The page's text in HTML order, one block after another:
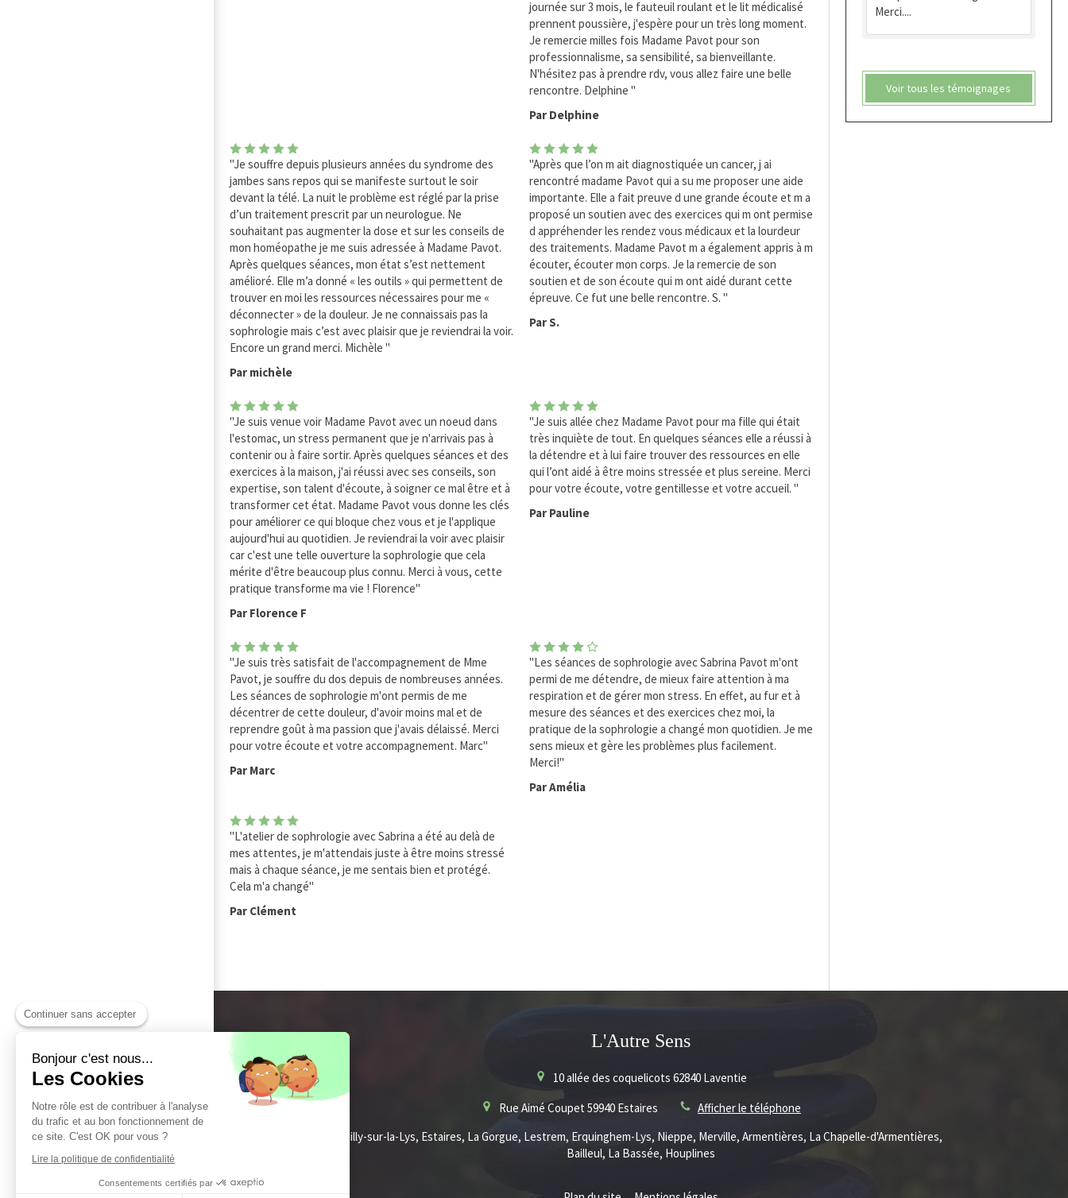
journée sur 3 mois, le fauteuil roulant et le lit médicalisé
prennent poussière, j'espère pour un très long moment.
Je remercie milles fois Madame Pavot pour son
professionnalisme, sa sensibilité, sa bienveillante.
N'hésitez pas à prendre rdv, vous allez faire une belle
rencontre. Delphine "
Par Delphine
"Je souffre depuis plusieurs années du syndrome des
jambes sans repos qui se manifeste surtout le soir
devant la télé. La nuit le problème est réglé par la prise
d’un traitement prescrit par un neurologue. Ne
souhaitant pas augmenter la dose et sur les conseils de
mon homéopathe je me suis adressée à Madame Pavot.
Après quelques séances, mon état s’est nettement
amélioré. Elle m’a donné « les outils » qui permettent de
trouver en moi les ressources nécessaires pour me «
déconnecter » de la douleur. Je ne connaissais pas la
sophrologie mais c’est avec plaisir que je reviendrai la voir.
Encore un grand merci. Michèle "
Par michèle
"Après que l’on m ait diagnostiquée un cancer, j ai
rencontré madame Pavot qui a su me proposer une aide
importante. Elle a fait preuve d une grande écoute et m a
proposé un soutien avec des exercices qui m ont permise
d appréhender les rendez vous médicaux et la lourdeur
des traitements. Madame Pavot m a également appris à m
écouter, écouter mon corps. Je la remercie de son
soutien et de son écoute qui m ont aidé durant cette
épreuve. Ce fut une belle rencontre. S. "
Par S.
"Je suis venue voir Madame Pavot avec un noeud dans
l'estomac, un stress permanent que je n'arrivais pas à
contenir ou à faire sortir. Après quelques séances et des
exercices à la maison, j'ai réussi avec ses conseils, son
expertise, son talent d'écoute, à soigner ce mal être et à
transformer cet état. Madame Pavot vous donne les clés
pour améliorer ce qui bloque chez vous et je l'applique
aujourd'hui au quotidien. Je reviendrai la voir avec plaisir
car c'est une telle ouverture la sophrologie que cela
mérite d'être beaucoup plus connu. Merci à vous, cette
pratique transforme ma vie ! Florence"
Par Florence F
"Je suis allée chez Madame Pavot pour ma fille qui était
très inquiète de tout. En quelques séances elle a réussi à
la détendre et à lui faire trouver des ressources en elle
qui l’ont aidé à être moins stressée et plus sereine. Merci
pour votre écoute, votre gentillesse et votre accueil. "
Par Pauline
"Je suis très satisfait de l'accompagnement de Mme
Pavot, je souffre du dos depuis de nombreuses années.
Les séances de sophrologie m'ont permis de me
décentrer de cette douleur, d'avoir moins mal et de
reprendre goût à ma passion que j'avais délaissé. Merci
pour votre écoute et votre accompagnement. Marc"
Par Marc
"Les séances de sophrologie avec Sabrina Pavot m'ont
permi de me détendre, de mieux faire attention à ma
respiration et de gérer mon stress. En effet, au fur et à
mesure des séances et des exercices chez moi, la
pratique de la sophrologie a changé mon quotidien. Je me
sens mieux et gère les problèmes plus facilement.
Merci!"
Par Amélia
"L'atelier de sophrologie avec Sabrina a été au delà de
mes attentes, je m'attendais juste à être moins stressé
mais à chaque séance, je me sentais bien et protégé.
Cela m'a changé"
Par Clément
Merci....
Voir tous les témoignages
L'Autre Sens
10 allée des coquelicots 62840 Laventie
Rue Aimé Coupet 59940 Estaires
Afficher le téléphone
Sailly-sur-la-Lys, Estaires, La Gorgue, Lestrem, Erquinghem-Lys, Nieppe, Merville, Armentières, La Chapelle-d'Armentières,
Bailleul, La Bassée, Houplines
Continuer sans accepter
Bonjour c'est nous...
Les Cookies
Notre rôle est de contribuer à l'analyse
du trafic et au bon fonctionnement de
ce site. C'est OK pour vous ?
Lire la politique de confidentialité
Consentements certifiés par